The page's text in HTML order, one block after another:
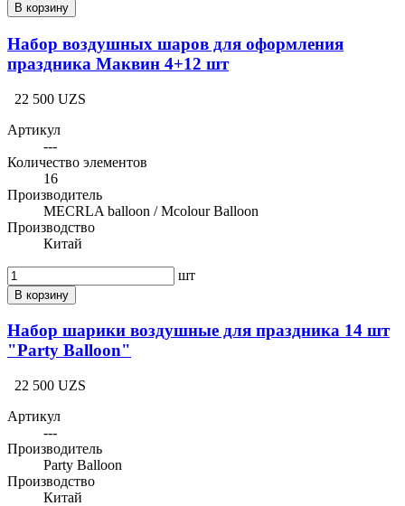
В корзину
Набор воздушных шаров для оформления
праздника Маквин 4+12 шт
22 500 UZS
Артикул
---
Количество элементов
16
Производитель
MECRLA balloon / Mcolour Balloon
Производство
Китай
шт
В корзину
Набор шарики воздушные для праздника 14 шт
"Party Balloon"
22 500 UZS
Артикул
---
Производитель
Party Balloon
Производство
Китай